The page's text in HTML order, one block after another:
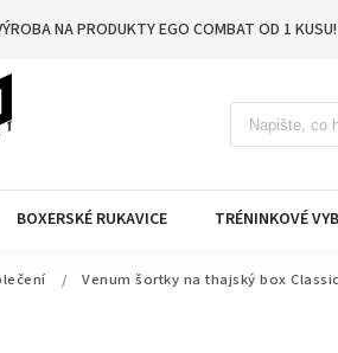
NA PRODUKTY EGO COMBAT OD 1
BOXERSKÉ RUKAVICE TRÉNINKOVÉ
/ Venum šortky na thajský box